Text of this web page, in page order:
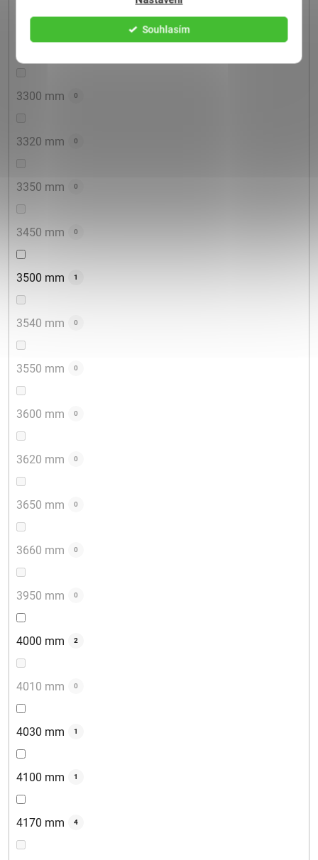
Souhlasím
3300 mm 0
3320 mm 0
3350 mm 0
3450 mm 0
3500 mm 1
3540 mm 0
3550 mm 0
3600 mm 0
3620 mm 0
3650 mm 0
3660 mm 0
3950 mm 0
4000 mm 2
4010 mm 0
4030 mm 1
4100 mm 1
4170 mm 4